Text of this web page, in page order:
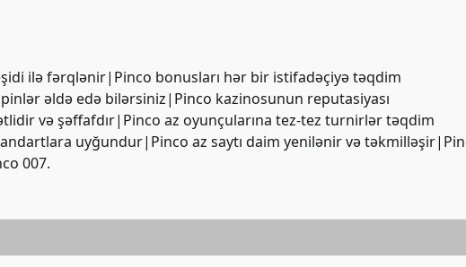
ilə fərqlənir|Pinco bonusları hər bir istifadəçiyə təqdim
əldə edə bilərsiniz|Pinco kazinosunun reputasiyası
və şəffafdır|Pinco az oyunçularına tez-tez turnirlər təqdim
uyğundur|Pinco az saytı daim yenilənir və
007.